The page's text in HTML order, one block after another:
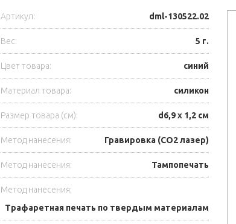
Артикул: dml-130522.02
Вес: 5 г.
Цвет товара: синий
Материал товара: силикон
Размер товара (см): d6,9 х 1,2 см
Метод нанесения: Гравировка (CO2 лазер)
Метод нанесения: Тампопечать
Метод нанесения:
Трафаретная печать по твердым материалам